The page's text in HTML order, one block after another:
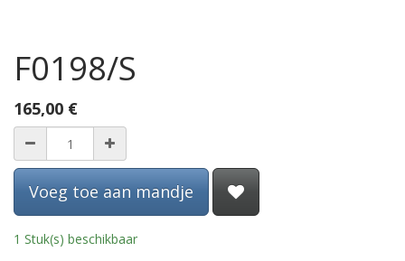
F0198/S
165,00 €
Voeg toe aan mandje
1 Stuk(s) beschikbaar